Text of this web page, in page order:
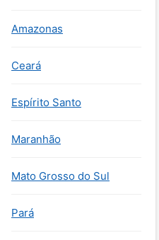
Amazonas
Ceará
Espírito Santo
Maranhão
Mato Grosso do Sul
Pará